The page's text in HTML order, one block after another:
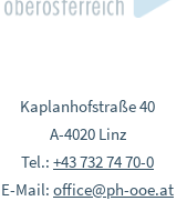
Kaplanhofstraße 40
A-4020 Linz
Tel.: +43 732 74 70-0
E-Mail: office@ph-ooe.at